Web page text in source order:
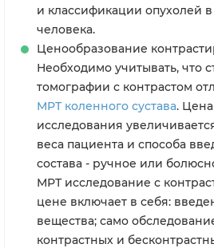
и классификации опухолей
человека.
Ценообразование
Необходимо учитывать, что
томографии с контрастом
МРТ коленного сустава.
исследования
веса пациента и способа
состава - ручное или
МРТ исследование с
цене включает в себя:
вещества; само
контрастных и